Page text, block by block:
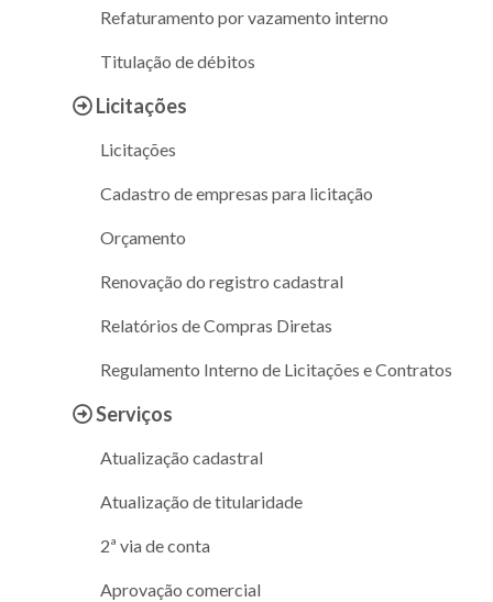
Refaturamento por vazamento interno
Titulação de débitos
Licitações
Licitações
Cadastro de empresas para licitação
Orçamento
Renovação do registro cadastral
Relatórios de Compras Diretas
Regulamento Interno de Licitações e Contratos
Serviços
Atualização cadastral
Atualização de titularidade
2ª via de conta
Aprovação comercial